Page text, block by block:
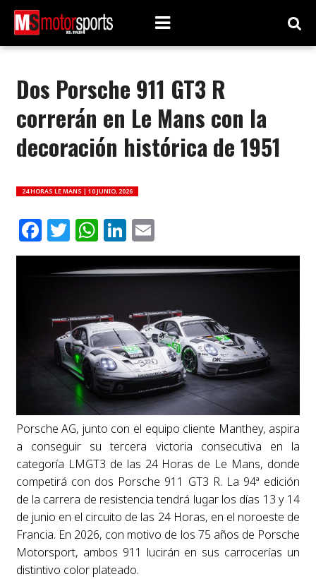
Dos Porsche 911 GT3 R
correrán en Le Mans con la
decoración histórica de 1951
24 HORAS LE MANS | 10 JUNIO, 2026
Facebook
Twitter
WhatsApp
LinkedIn
Email
Porsche AG, junto con el equipo cliente Manthey, aspira
a conseguir su tercera victoria consecutiva en la
categoría LMGT3 de las 24 Horas de Le Mans, donde
competirá con dos Porsche 911 GT3 R. La 94ª edición
de la carrera de resistencia tendrá lugar los días 13 y 14
de junio en el circuito de las 24 Horas, en el noroeste de
Francia. En 2026, con motivo de los 75 años de Porsche
Motorsport, ambos 911 lucirán en sus carrocerías un
distintivo color plateado.